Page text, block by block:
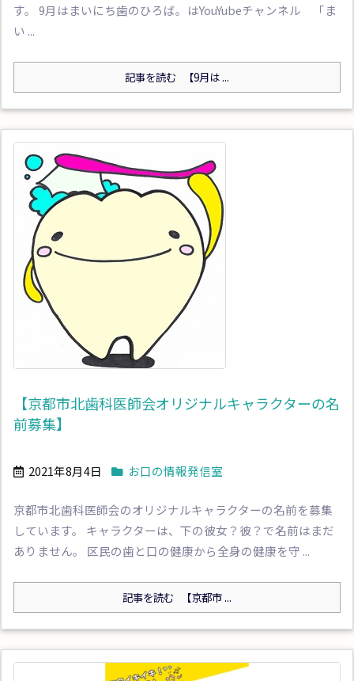
す。 9月はまいにち歯のひろば。はYouYubeチャンネル 「ま
い ...
記事を読む 【9月は ...
【京都市北歯科医師会オリジナルキャラクターの名
前募集】
2021年8月4日 お口の情報発信室
京都市北歯科医師会のオリジナルキャラクターの名前を募集
しています。 キャラクターは、下の彼女？彼？で名前はまだ
ありません。 区民の歯と口の健康から全身の健康を守 ...
記事を読む 【京都市 ...